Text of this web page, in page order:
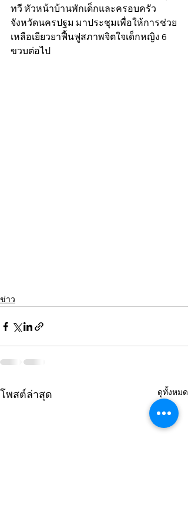
ทวี หัวหน้าบ้านพักเด็กและครอบครัว
จังหวัดนครปฐม มาประชุมเพื่อให้การช่วย
เหลือเยียวยาฟื้นฟูสภาพจิตใจเด็กหญิง 6
ขวบต่อไป
ข่าว
โพสต์ล่าสุด ดูทั้งหมด